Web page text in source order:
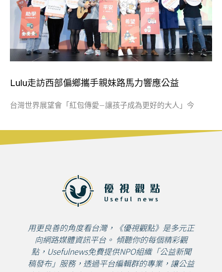
Lulu走訪西部偏鄉攜手親妹路馬力響應公益
台灣世界展望會「紅包傳愛—讓孩子成為更好的大人」今
用更良善的角度看台灣，《優視觀點》是多元正
向網路媒體資訊平台。 傾聽你的每個精彩觀
點，Usefulnews免費提供NPO組織「公益新聞
稿發布」服務，透過平台編輯群的專業，讓公益